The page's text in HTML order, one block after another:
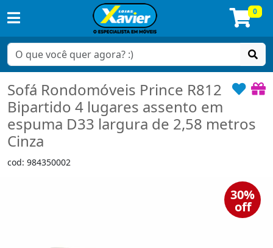
0
Sofá Rondomóveis Prince R812
Bipartido 4 lugares assento em
espuma D33 largura de 2,58 metros
Cinza
cod: 984350002
30%
off